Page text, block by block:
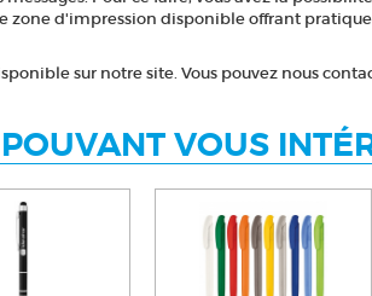
zone d'impression disponible offrant
sur notre site. Vous pouvez nous
VOUS